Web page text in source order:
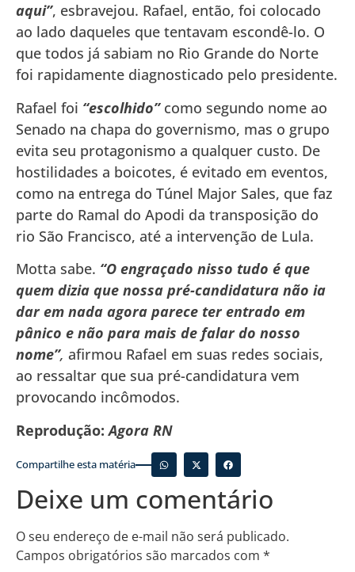
aqui”, esbravejou. Rafael, então, foi colocado
ao lado daqueles que tentavam escondê-lo. O
que todos já sabiam no Rio Grande do Norte
foi rapidamente diagnosticado pelo presidente.
Rafael foi “escolhido”como segundo nome ao
Senado na chapa do governismo, mas o grupo
evita seu protagonismo a qualquer custo. De
hostilidades a boicotes, é evitado em eventos,
como na entrega do Túnel Major Sales, que faz
parte do Ramal do Apodi da transposição do
rio São Francisco, até a intervenção de Lula.
Motta sabe. “O engraçado nisso tudo é que
quem dizia que nossa pré-candidatura não ia
dar em nada agora parece ter entrado em
pânico e não para mais de falar do nosso
nome”, afirmou Rafael em suas redes sociais,
ao ressaltar que sua pré-candidatura vem
provocando incômodos.
Reprodução: Agora RN
Compartilhe esta matéria
Deixe um comentário
O seu endereço de e-mail não será publicado.
Campos obrigatórios são marcados com *